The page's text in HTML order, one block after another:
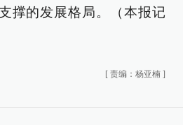
撑的发展格局。（本报记
[ 责编：杨亚楠 ]